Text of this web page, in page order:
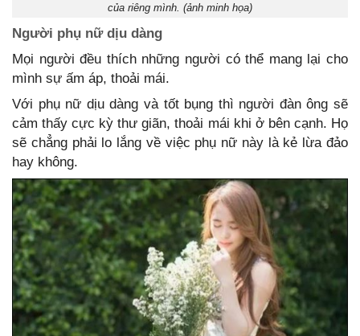
của riêng mình. (ảnh minh họa)
Người phụ nữ dịu dàng
Mọi người đều thích những người có thể mang lại cho
mình sự ấm áp, thoải mái.
Với phụ nữ dịu dàng và tốt bụng thì người đàn ông sẽ
cảm thấy cực kỳ thư giãn, thoải mái khi ở bên cạnh. Họ
sẽ chẳng phải lo lắng về việc phụ nữ này là kẻ lừa đảo
hay không.